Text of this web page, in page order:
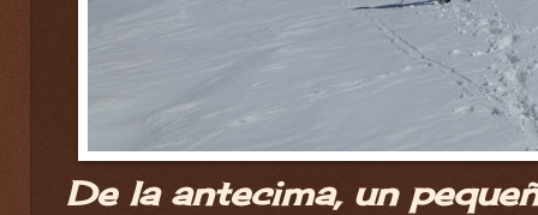
De la antecima, un